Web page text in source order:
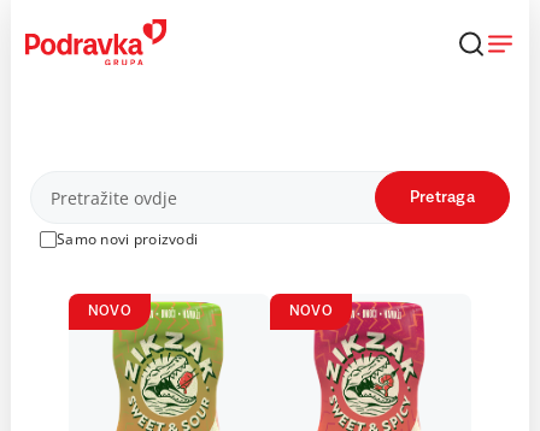
content
Proizvodi
Samo novi proizvodi
Pretraga
NOVO NOVO